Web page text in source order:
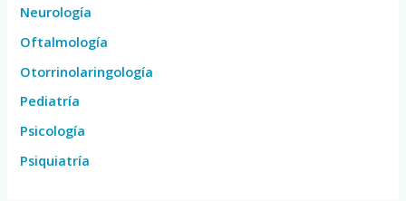
Neurología
Oftalmología
Otorrinolaringología
Pediatría
Psicología
Psiquiatría